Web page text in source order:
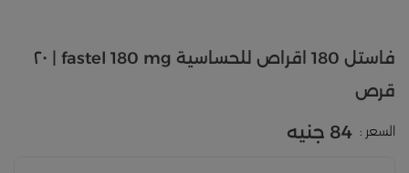
فاستل 180 اقراص للحساسية fastel 180 mg | ٢٠
قرص
السعر : 84 جنيه